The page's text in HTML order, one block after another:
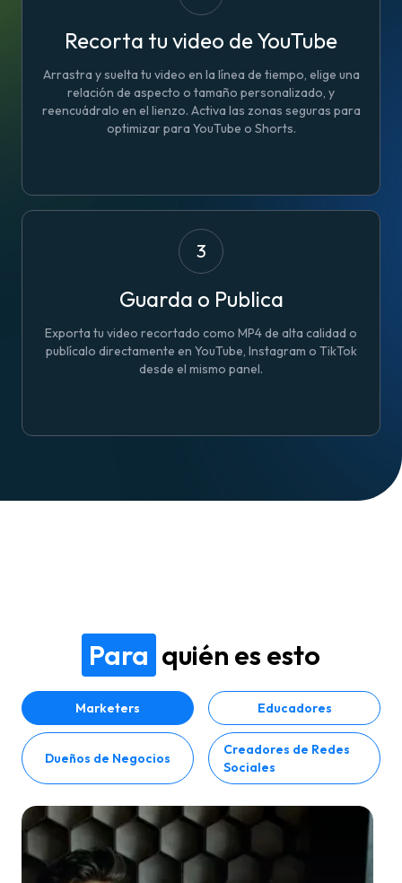
Recorta tu video de YouTube
Arrastra y suelta tu video en la línea de tiempo, elige una
relación de aspecto o tamaño personalizado, y
reencuádralo en el lienzo. Activa las zonas seguras para
optimizar para YouTube o Shorts.
3
Guarda o Publica
Exporta tu video recortado como MP4 de alta calidad o
publícalo directamente en YouTube, Instagram o TikTok
desde el mismo panel.
Para quién es esto
Marketers Educadores
Dueños de Negocios
Creadores de Redes
Sociales